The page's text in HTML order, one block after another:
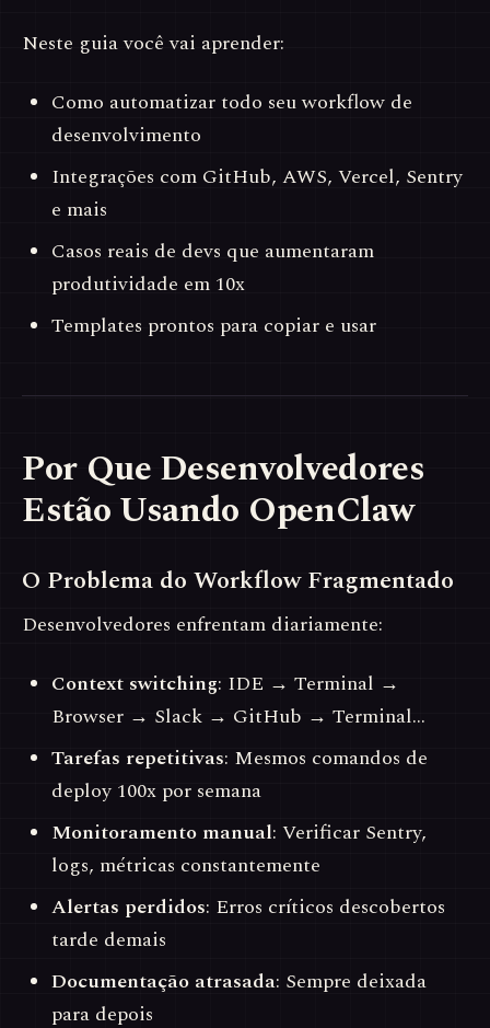
Neste guia você vai aprender:
Como automatizar todo seu workflow de
desenvolvimento
Integrações com GitHub, AWS, Vercel, Sentry
e mais
Casos reais de devs que aumentaram
produtividade em 10x
Templates prontos para copiar e usar
Por Que Desenvolvedores
Estão Usando OpenClaw
O Problema do Workflow Fragmentado
Desenvolvedores enfrentam diariamente:
Context switching: IDE → Terminal →
Browser → Slack → GitHub → Terminal…
Tarefas repetitivas: Mesmos comandos de
deploy 100x por semana
Monitoramento manual: Verificar Sentry,
logs, métricas constantemente
Alertas perdidos: Erros críticos descobertos
tarde demais
Documentação atrasada: Sempre deixada
para depois